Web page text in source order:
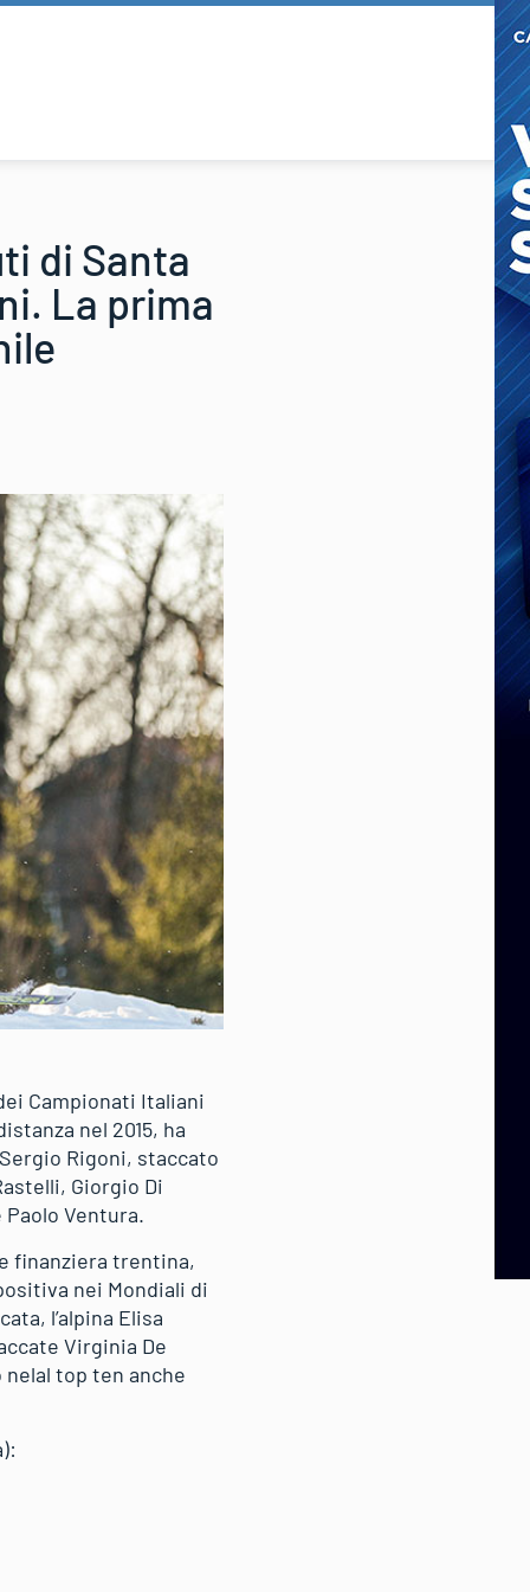
di Santa
La prima
Campionati Italiani
nel 2015, ha
Rigoni, staccato
Giorgio Di
Ventura.
finanziera trentina,
nei Mondiali di
l’alpina Elisa
Virginia De
top ten anche